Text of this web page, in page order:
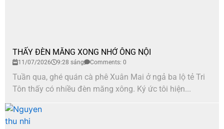
THẤY ĐÈN MĂNG XONG NHỚ ÔNG NỘI
11/07/2026 9:28 sáng Comments: 0
Tuần qua, ghé quán cà phê Xuân Mai ở ngả ba lộ tẻ Tri
Tôn thấy có nhiều đèn măng xông. Ký ức tôi hiện...